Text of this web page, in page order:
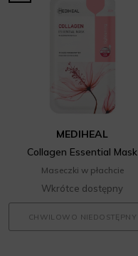
MEDIHEAL
Collagen Essential Mask
Maseczki w płachcie
Wkrótce dostępny
CHWILOWO NIEDOSTĘPNY